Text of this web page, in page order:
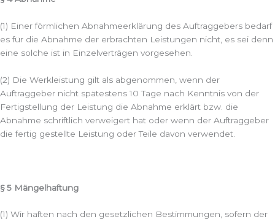
(1) Einer förmlichen Abnahmeerklärung des Auftraggebers bedarf
es für die Abnahme der erbrachten Leistungen nicht, es sei denn
eine solche ist in Einzelverträgen vorgesehen.
(2) Die Werkleistung gilt als abgenommen, wenn der
Auftraggeber nicht spätestens 10 Tage nach Kenntnis von der
Fertigstellung der Leistung die Abnahme erklärt bzw. die
Abnahme schriftlich verweigert hat oder wenn der Auftraggeber
die fertig gestellte Leistung oder Teile davon verwendet.
§ 5 Mängelhaftung
(1) Wir haften nach den gesetzlichen Bestimmungen, sofern der